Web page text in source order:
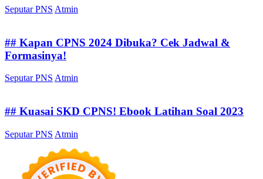
Seputar PNS Atmin
## Kapan CPNS 2024 Dibuka? Cek Jadwal &
Formasinya!
Seputar PNS Atmin
## Kuasai SKD CPNS! Ebook Latihan Soal 2023
Seputar PNS Atmin